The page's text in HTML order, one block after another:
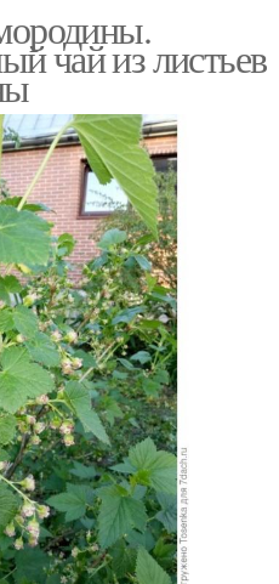
чай из листьев